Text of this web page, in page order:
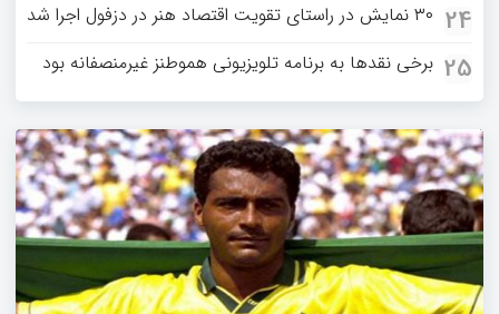
24 ۳۰ نمایش در راستای تقویت اقتصاد هنر در دزفول اجرا شد
25 برخی نقدها به برنامه تلویزیونی هموطنز غیرمنصفانه بود